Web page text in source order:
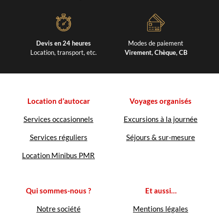
Devis en 24 heures
Location, transport, etc.
Modes de paiement
Virement, Chèque, CB
Location d’autocar
Services occasionnels
Services réguliers
Location Minibus PMR
Voyages organisés
Excursions à la journée
Séjours & sur-mesure
Qui sommes-nous ?
Notre société
Et aussi…
Mentions légales